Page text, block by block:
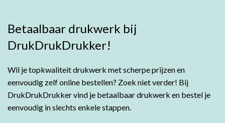
Betaalbaar drukwerk bij
DrukDrukDrukker!
Wil je topkwaliteit drukwerk met scherpe prijzen en
eenvoudig zelf online bestellen? Zoek niet verder! Bij
DrukDrukDrukker vind je betaalbaar drukwerk en bestel je
eenvoudig in slechts enkele stappen.